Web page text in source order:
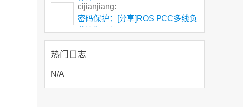
地址172.1
qijianjiang:
密码保护：[分享]ROS PCC多线负
热门日志
N/A